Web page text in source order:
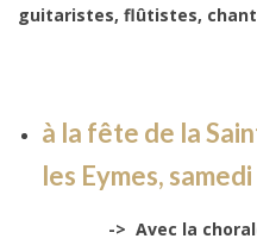
guitaristes, flûtistes,
à la fête de la
les Eymes,
-> Avec la chorale